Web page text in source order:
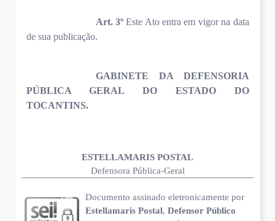
Art. 3ºEste Ato entra em vigor na data
de sua publicação.
GABINETE DA DEFENSORIA
PÚBLICA GERAL DO ESTADO DO
TOCANTINS.
ESTELLAMARIS POSTAL
Defensora Pública-Geral
Documento assinado eletronicamente por
Estellamaris Postal, Defensor Público